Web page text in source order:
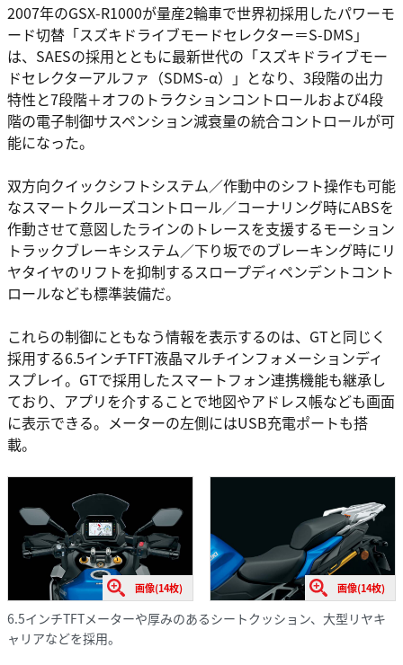
2007年のGSX-R1000が量産2輪車で世界初採用したパワーモ
ード切替「スズキドライブモードセレクター＝S-DMS」
は、SAESの採用とともに最新世代の「スズキドライブモー
ドセレクターアルファ（SDMS-α）」となり、3段階の出力
特性と7段階＋オフのトラクションコントロールおよび4段
階の電子制御サスペンション減衰量の統合コントロールが可
能になった。
双方向クイックシフトシステム／作動中のシフト操作も可能
なスマートクルーズコントロール／コーナリング時にABSを
作動させて意図したラインのトレースを支援するモーション
トラックブレーキシステム／下り坂でのブレーキング時にリ
ヤタイヤのリフトを抑制するスロープディペンデントコント
ロールなども標準装備だ。
これらの制御にともなう情報を表示するのは、GTと同じく
採用する6.5インチTFT液晶マルチインフォメーションディ
スプレイ。GTで採用したスマートフォン連携機能も継承し
ており、アプリを介することで地図やアドレス帳なども画面
に表示できる。メーターの左側にはUSB充電ポートも搭
載。
画像(14枚) 画像(14枚)
6.5インチTFTメーターや厚みのあるシートクッション、大型リヤキ
ャリアなどを採用。